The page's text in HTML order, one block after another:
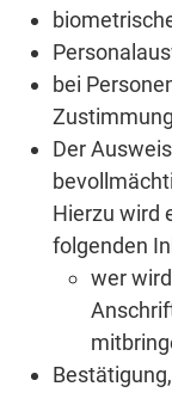
bei
Der
Hierzu wird
folgenden
wer